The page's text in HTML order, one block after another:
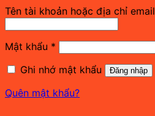
Tên tài khoản hoặc địa chỉ email
Mật khẩu * Bắt
buộc
Ghi nhớ mật khẩu
Đăng nhập
Quên mật khẩu?